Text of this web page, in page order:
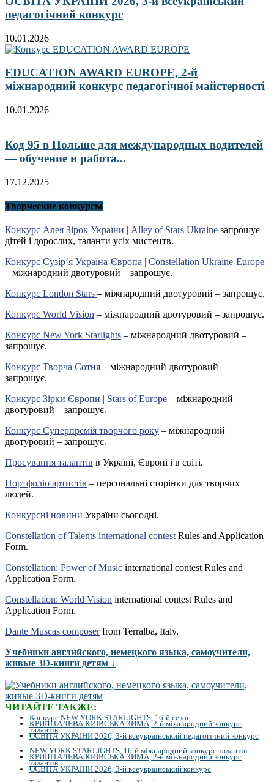
педагогічний конкурс
10.01.2026
EDUCATION AWARD EUROPE, 2-й
міжнародний конкурс педагогічної майстерності
10.01.2026
Код 95 в Польше для международных водителей
— обучение и работа...
17.12.2025
Творческие конкурсы
Конкурс Алея Зірок України | Alley of Stars Ukraine запрошує
дітей і дорослих, таланти усіх мистецтв.
Конкурс Сузір’я Україна-Європа | Constellation Ukraine-Europe
– міжнародний двотуровий – запрошує.
Конкурс London Stars – міжнародний двотуровий – запрошує.
Конкурс World Vision – міжнародний двотуровий – запрошує.
Конкурс New York Starlights – міжнародний двотуровий –
запрошує.
Конкурс Творча Сотня – міжнародний двотуровий –
запрошує.
Конкурс Зірки Європи | Stars of Europe – міжнародний
двотуровий – запрошує.
Конкурс Суперпремія творчого року – міжнародний
двотуровий – запрошує.
Просування талантів в Україні, Європі і в світі.
Портфоліо артистів – персональні сторінки для творчих
людей.
Конкурсні новини України сьогодні.
Constellation of Talents international contest Rules and Application
Form.
Constellation: Power of Music international contest Rules and
Application Form.
Constellation: World Vision international contest Rules and
Application Form.
Dante Muscas composerfrom Terralba, Italy.
Учебники английского, немецкого языка, самоучители,
живые 3D-книги детям ↓
ЧИТАЙТЕ ТАКЖЕ:
Конкурс NEW YORK STARLIGHTS, 16-й сезон
КРИШТАЛЕВА КИЇВСЬКА ЗИМА, 2-й міжнародний конкурс
талантів
ОСВІТА УКРАЇНИ 2026, 3-й всеукраїнський педагогічний конкурс
NEW YORK STARLIGHTS, 16-й міжнародний конкурс талантів
КРИШТАЛЕВА КИЇВСЬКА ЗИМА, 2-й міжнародний конкурс
талантів
ОСВІТА УКРАЇНИ 2026, 3-й всеукраїнський конкурс